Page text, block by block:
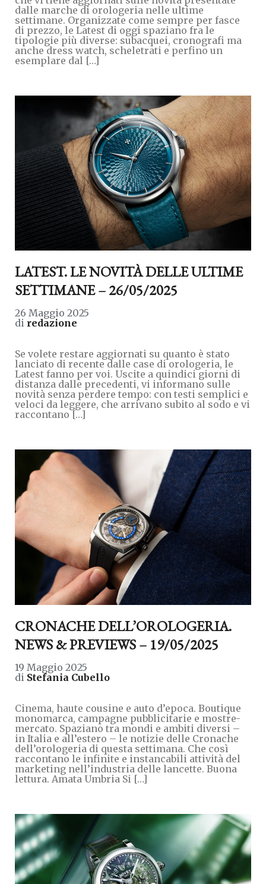
dalle marche di orologeria nelle ultime
settimane. Organizzate come sempre per fasce
di prezzo, le Latest di oggi spaziano fra le
tipologie più diverse: subacquei, cronografi ma
anche dress watch, scheletrati e perfino un
esemplare dal […]
LATEST. LE NOVITÀ DELLE ULTIME
SETTIMANE – 26/05/2025
26 Maggio 2025
di redazione
Se volete restare aggiornati su quanto è stato
lanciato di recente dalle case di orologeria, le
Latest fanno per voi. Uscite a quindici giorni di
distanza dalle precedenti, vi informano sulle
novità senza perdere tempo: con testi semplici e
veloci da leggere, che arrivano subito al sodo e vi
raccontano […]
CRONACHE DELL’OROLOGERIA.
NEWS & PREVIEWS – 19/05/2025
19 Maggio 2025
di Stefania Cubello
Cinema, haute cousine e auto d’epoca. Boutique
monomarca, campagne pubblicitarie e mostre-
mercato. Spaziano tra mondi e ambiti diversi –
in Italia e all’estero – le notizie delle Cronache
dell’orologeria di questa settimana. Che così
raccontano le infinite e instancabili attività del
marketing nell’industria delle lancette. Buona
lettura. Amata Umbria Si […]